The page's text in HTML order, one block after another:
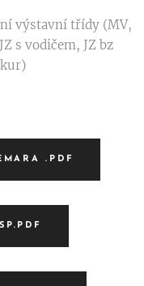
výstavní třídy (MV,
s vodičem, JZ bz
.PDF